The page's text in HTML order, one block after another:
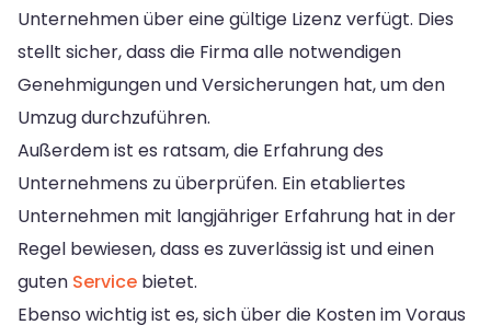
Unternehmen über eine gültige Lizenz verfügt. Dies
stellt sicher, dass die Firma alle notwendigen
Genehmigungen und Versicherungen hat, um den
Umzug durchzuführen.
Außerdem ist es ratsam, die Erfahrung des
Unternehmens zu überprüfen. Ein etabliertes
Unternehmen mit langjähriger Erfahrung hat in der
Regel bewiesen, dass es zuverlässig ist und einen
guten Service bietet.
Ebenso wichtig ist es, sich über die Kosten im Voraus